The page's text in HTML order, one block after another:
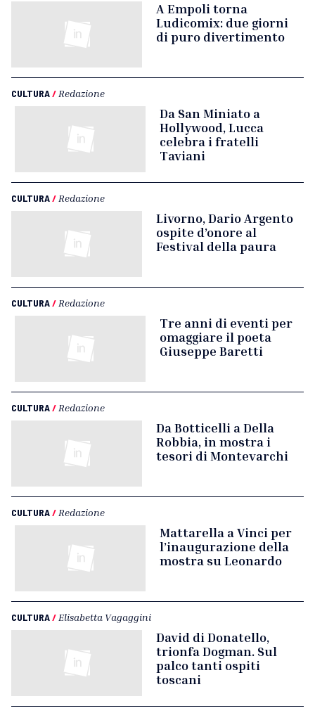
A Empoli torna
Ludicomix: due giorni
di puro divertimento
CULTURA/ Redazione
Da San Miniato a
Hollywood, Lucca
celebra i fratelli
Taviani
CULTURA/ Redazione
Livorno, Dario Argento
ospite d’onore al
Festival della paura
CULTURA/ Redazione
Tre anni di eventi per
omaggiare il poeta
Giuseppe Baretti
CULTURA/ Redazione
Da Botticelli a Della
Robbia, in mostra i
tesori di Montevarchi
CULTURA/ Redazione
Mattarella a Vinci per
l’inaugurazione della
mostra su Leonardo
CULTURA/ Elisabetta Vagaggini
David di Donatello,
trionfa Dogman. Sul
palco tanti ospiti
toscani